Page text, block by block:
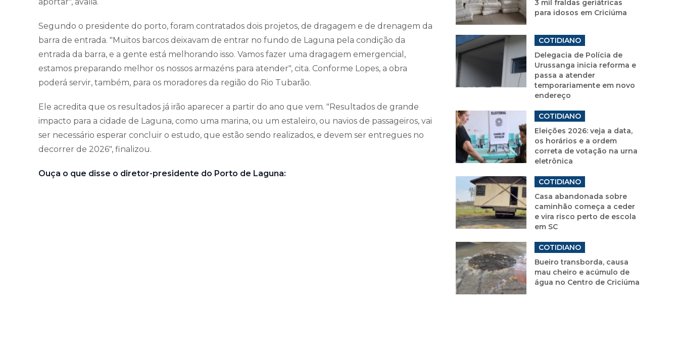
Segundo o presidente do porto, foram contratados dois projetos, de dragagem e de drenagem da
barra de entrada. "Muitos barcos deixavam de entrar no fundo de Laguna pela condição da
entrada da barra, e a gente está melhorando isso. Vamos fazer uma dragagem emergencial,
estamos preparando melhor os nossos armazéns para atender", cita. Conforme Lopes, a obra
poderá servir, também, para os moradores da região do Rio Tubarão.
Ele acredita que os resultados já irão aparecer a partir do ano que vem. "Resultados de grande
impacto para a cidade de Laguna, como uma marina, ou um estaleiro, ou navios de passageiros, vai
ser necessário esperar concluir o estudo, que estão sendo realizados, e devem ser entregues no
decorrer de 2026", finalizou.
Ouça o que disse o diretor-presidente do Porto de Laguna:
3 mil fraldas geriátricas
para idosos em Criciúma
COTIDIANO
Delegacia de Polícia de
Urussanga inicia reforma e
passa a atender
temporariamente em novo
endereço
COTIDIANO
Eleições 2026: veja a data,
os horários e a ordem
correta de votação na urna
eletrônica
COTIDIANO
Casa abandonada sobre
caminhão começa a ceder
e vira risco perto de escola
em SC
COTIDIANO
Bueiro transborda, causa
mau cheiro e acúmulo de
água no Centro de Criciúma